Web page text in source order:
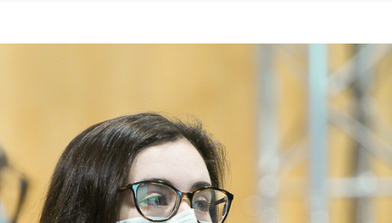
Tuberculose
Ventilação Domiciliária
Núcleos e Grupo de Estudos
Núcleo de Cardiopneumologistas
Núcleo de Enfermeiros
Núcleo de Fisioterapeutas Respiratórios
Núcleo Jovens Pneumologistas
Grupo de Estudos Défice de Alfa-1 Antitripsina